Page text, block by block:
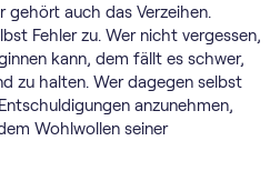
gehört auch das Verzeihen.
Fehler zu. Wer nicht vergessen,
kann, dem fällt es schwer,
zu halten. Wer dagegen selbst
anzunehmen,
Wohlwollen seiner